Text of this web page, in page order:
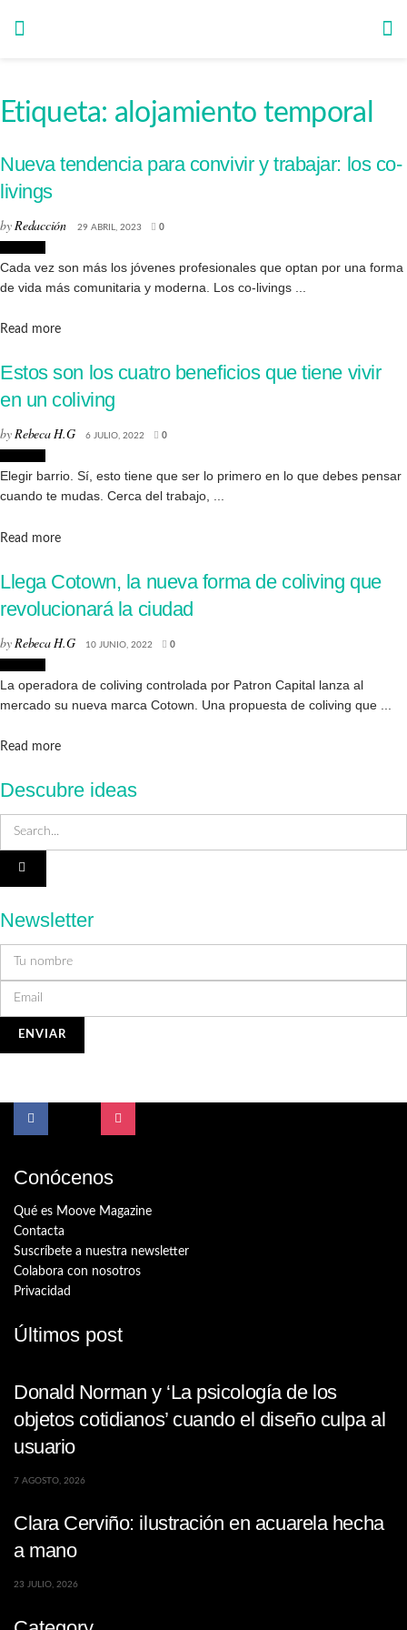
Etiqueta: alojamiento temporal
Nueva tendencia para convivir y trabajar: los co-
livings
byRedacción 29 ABRIL, 2023 0
Cada vez son más los jóvenes profesionales que optan por una forma
de vida más comunitaria y moderna. Los co-livings ...
Read moreDetails
Estos son los cuatro beneficios que tiene vivir
en un coliving
byRebeca H.G 6 JULIO, 2022 0
Elegir barrio. Sí, esto tiene que ser lo primero en lo que debes pensar
cuando te mudas. Cerca del trabajo, ...
Read moreDetails
Llega Cotown, la nueva forma de coliving que
revolucionará la ciudad
by Rebeca H.G 10 JUNIO, 2022 0
La operadora de coliving controlada por Patron Capital lanza al
mercado su nueva marca Cotown. Una propuesta de coliving que ...
Read moreDetails
Descubre ideas
Newsletter
Conócenos
Qué es Moove Magazine
Contacta
Suscríbete a nuestra newsletter
Colabora con nosotros
Privacidad
Últimos post
Donald Norman y ‘La psicología de los
objetos cotidianos’ cuando el diseño culpa al
usuario
7 AGOSTO, 2026
Clara Cerviño: ilustración en acuarela hecha
a mano
23 JULIO, 2026